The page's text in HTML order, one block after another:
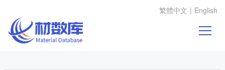
繁體中文 | English